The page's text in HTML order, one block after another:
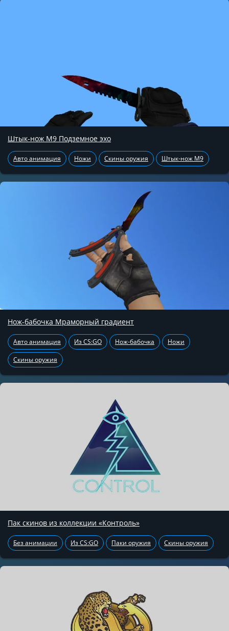
Штык-нож М9 Подземное эхо
Авто анимация Ножи Скины оружия Штык-нож М9
Нож-бабочка Мраморный градиент
Авто анимация Из CS:GO Нож-бабочка Ножи
Скины оружия
Пак скинов из коллекции «Контроль»
Без анимации Из CS:GO Паки оружия Скины оружия